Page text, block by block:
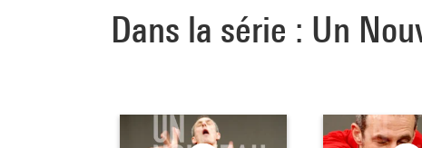
Dans la série : Un